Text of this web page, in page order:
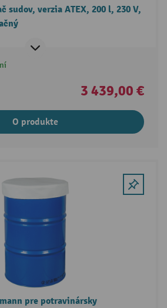
sudov, verzia ATEX, 200 l, 230 V,
3 439,00 €
O produkte
pre potravinársky